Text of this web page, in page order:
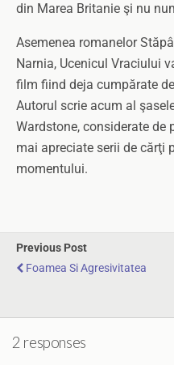
din Marea Britanie şi nu
Asemenea romanelor
Narnia, Ucenicul Vraciului
film fiind deja cumpărate
Autorul scrie acum al
Wardstone, considerate de
mai apreciate serii de cărţi
momentului.
Previous Post
Foamea Si Agresivitatea
2 responses